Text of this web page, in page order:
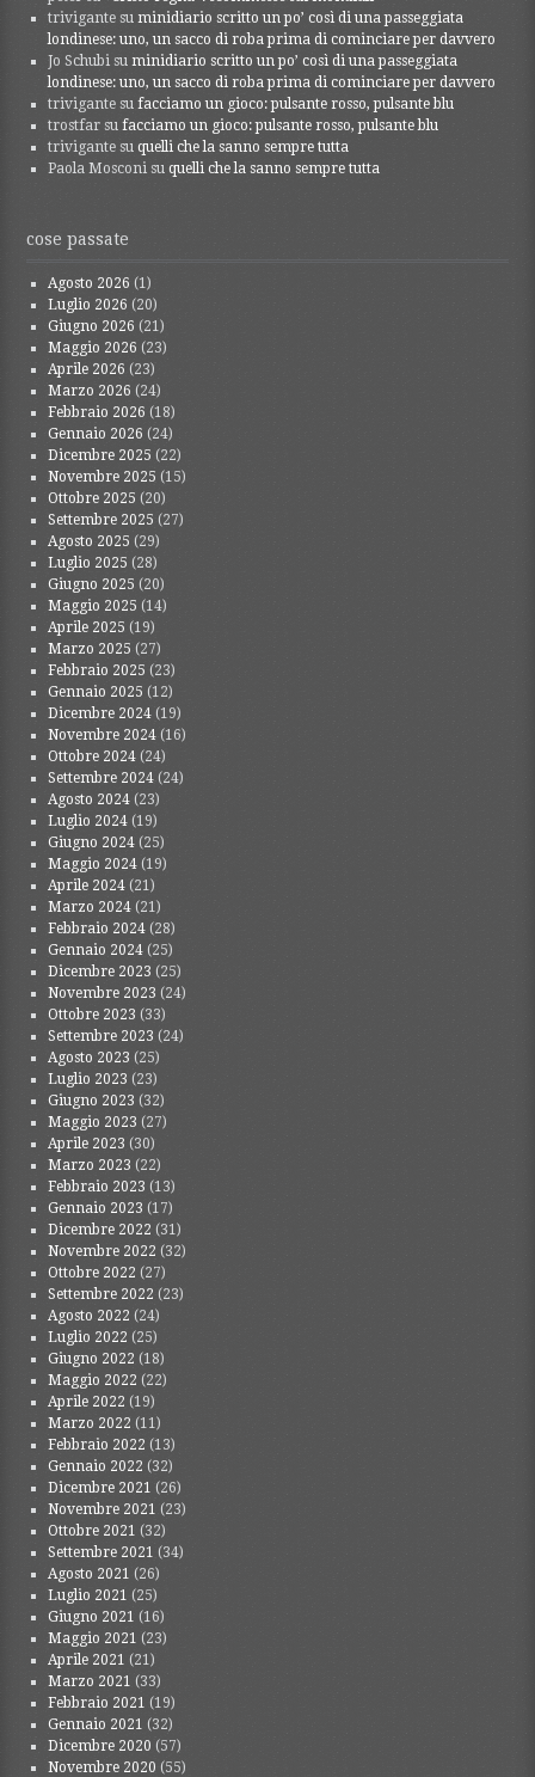
trivigante suminidiario scritto un po’ così di una passeggiata
londinese: uno, un sacco di roba prima di cominciare per davvero
Jo Schubi suminidiario scritto un po’ così di una passeggiata
londinese: uno, un sacco di roba prima di cominciare per davvero
trivigante sufacciamo un gioco: pulsante rosso, pulsante blu
trostfar sufacciamo un gioco: pulsante rosso, pulsante blu
trivigante suquelli che la sanno sempre tutta
Paola Mosconi suquelli che la sanno sempre tutta
cose passate
Agosto 2026 (1)
Luglio 2026 (20)
Giugno 2026 (21)
Maggio 2026 (23)
Aprile 2026 (23)
Marzo 2026 (24)
Febbraio 2026 (18)
Gennaio 2026 (24)
Dicembre 2025 (22)
Novembre 2025 (15)
Ottobre 2025 (20)
Settembre 2025 (27)
Agosto 2025 (29)
Luglio 2025 (28)
Giugno 2025 (20)
Maggio 2025 (14)
Aprile 2025 (19)
Marzo 2025 (27)
Febbraio 2025 (23)
Gennaio 2025 (12)
Dicembre 2024 (19)
Novembre 2024 (16)
Ottobre 2024 (24)
Settembre 2024 (24)
Agosto 2024 (23)
Luglio 2024 (19)
Giugno 2024 (25)
Maggio 2024 (19)
Aprile 2024 (21)
Marzo 2024 (21)
Febbraio 2024 (28)
Gennaio 2024 (25)
Dicembre 2023 (25)
Novembre 2023 (24)
Ottobre 2023 (33)
Settembre 2023 (24)
Agosto 2023 (25)
Luglio 2023 (23)
Giugno 2023 (32)
Maggio 2023 (27)
Aprile 2023 (30)
Marzo 2023 (22)
Febbraio 2023 (13)
Gennaio 2023 (17)
Dicembre 2022 (31)
Novembre 2022 (32)
Ottobre 2022 (27)
Settembre 2022 (23)
Agosto 2022 (24)
Luglio 2022 (25)
Giugno 2022 (18)
Maggio 2022 (22)
Aprile 2022 (19)
Marzo 2022 (11)
Febbraio 2022 (13)
Gennaio 2022 (32)
Dicembre 2021 (26)
Novembre 2021 (23)
Ottobre 2021 (32)
Settembre 2021 (34)
Agosto 2021 (26)
Luglio 2021 (25)
Giugno 2021 (16)
Maggio 2021 (23)
Aprile 2021 (21)
Marzo 2021 (33)
Febbraio 2021 (19)
Gennaio 2021 (32)
Dicembre 2020 (57)
Novembre 2020 (55)